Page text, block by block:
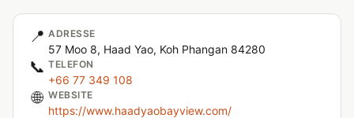
📍 ADRESSE
57 Moo 8, Haad Yao, Koh Phangan 84280
📞 TELEFON
+66 77 349 108
🌐 WEBSITE
https://www.haadyaobayview.com/